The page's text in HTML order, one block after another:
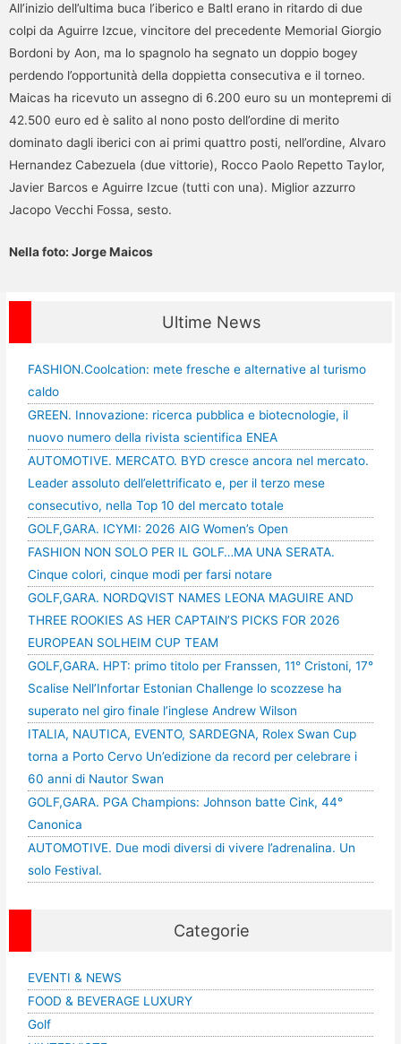
All’inizio dell’ultima buca l’iberico e Baltl erano in ritardo di due
colpi da Aguirre Izcue, vincitore del precedente Memorial Giorgio
Bordoni by Aon, ma lo spagnolo ha segnato un doppio bogey
perdendo l’opportunità della doppietta consecutiva e il torneo.
Maicas ha ricevuto un assegno di 6.200 euro su un montepremi di
42.500 euro ed è salito al nono posto dell’ordine di merito
dominato dagli iberici con ai primi quattro posti, nell’ordine, Alvaro
Hernandez Cabezuela (due vittorie), Rocco Paolo Repetto Taylor,
Javier Barcos e Aguirre Izcue (tutti con una). Miglior azzurro
Jacopo Vecchi Fossa, sesto.
Nella foto: Jorge Maicos
Ultime News
FASHION.Coolcation: mete fresche e alternative al turismo
caldo
GREEN. Innovazione: ricerca pubblica e biotecnologie, il
nuovo numero della rivista scientifica ENEA
AUTOMOTIVE. MERCATO. BYD cresce ancora nel mercato.
Leader assoluto dell’elettrificato e, per il terzo mese
consecutivo, nella Top 10 del mercato totale
GOLF,GARA. ICYMI: 2026 AIG Women’s Open
FASHION NON SOLO PER IL GOLF…MA UNA SERATA.
Cinque colori, cinque modi per farsi notare
GOLF,GARA. NORDQVIST NAMES LEONA MAGUIRE AND
THREE ROOKIES AS HER CAPTAIN’S PICKS FOR 2026
EUROPEAN SOLHEIM CUP TEAM
GOLF,GARA. HPT: primo titolo per Franssen, 11° Cristoni, 17°
Scalise Nell’Infortar Estonian Challenge lo scozzese ha
superato nel giro finale l’inglese Andrew Wilson
ITALIA, NAUTICA, EVENTO, SARDEGNA, Rolex Swan Cup
torna a Porto Cervo Un’edizione da record per celebrare i
60 anni di Nautor Swan
GOLF,GARA. PGA Champions: Johnson batte Cink, 44°
Canonica
AUTOMOTIVE. Due modi diversi di vivere l’adrenalina. Un
solo Festival.
Categorie
EVENTI & NEWS
FOOD & BEVERAGE LUXURY
Golf